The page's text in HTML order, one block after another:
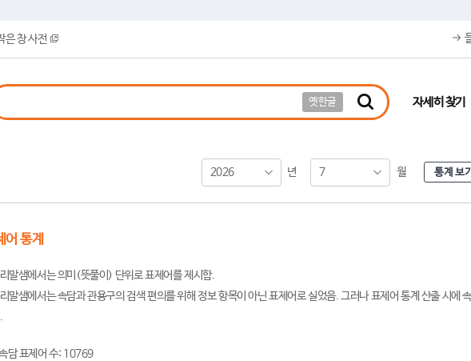
은 창 사전
옛한글 자세히 찾기
2026 년 7 월 통계 보기
어 통계
말샘에서는 의미(뜻풀이) 단위로 표제어를 제시함.
말샘에서는 속담과 관용구의 검색 편의를 위해 정보 항목이 아닌 표제어로 실었음. 그러나 표제어 통계 산출 시에
담 표제어 수: 10769